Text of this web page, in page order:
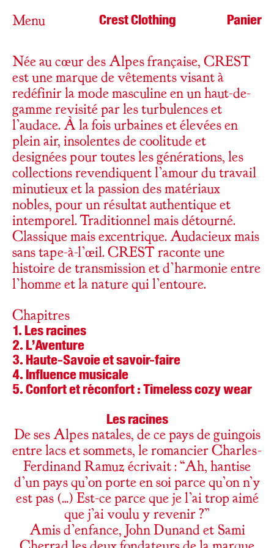
Menu Crest Clothing Panier
Née au cœur des Alpes française, CREST
est une marque de vêtements visant à
redéfinir la mode masculine en un haut-de-
gamme revisité par les turbulences et
l’audace. À la fois urbaines et élevées en
plein air, insolentes de coolitude et
designées pour toutes les générations, les
collections revendiquent l’amour du travail
minutieux et la passion des matériaux
nobles, pour un résultat authentique et
intemporel. Traditionnel mais détourné.
Classique mais excentrique. Audacieux mais
sans tape-à-l’œil. CREST raconte une
histoire de transmission et d’harmonie entre
l’homme et la nature qui l’entoure.
Chapitres
Les racines
L’Aventure
Haute-Savoie et savoir-faire
Influence musicale
Confort et réconfort : Timeless cozy wear
Les racines
De ses Alpes natales, de ce pays de guingois
entre lacs et sommets, le romancier Charles-
Ferdinand Ramuz écrivait : “Ah, hantise
d’un pays qu’on porte en soi parce qu’on n’y
est pas (…) Est-ce parce que je l’ai trop aimé
que j’ai voulu y revenir ?”
Amis d’enfance, John Dunand et Sami